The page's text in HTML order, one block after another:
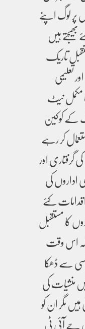
پر لوگ اپنے
ہیں
تاریک
تعلیمی
مکمل نیٹ
کے کوکین
کر رہے
اور
اداروں کی
کئے
کا مستقبل
اس وقت
سے ڈھکا
منشیات کی
مگر ان کو